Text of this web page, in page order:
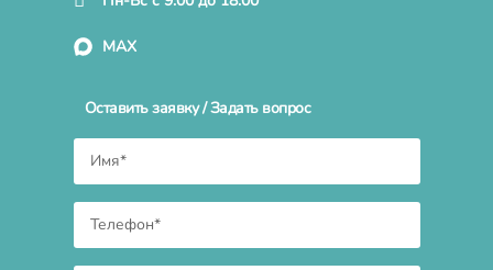
MAX
Оставить заявку / Задать вопрос